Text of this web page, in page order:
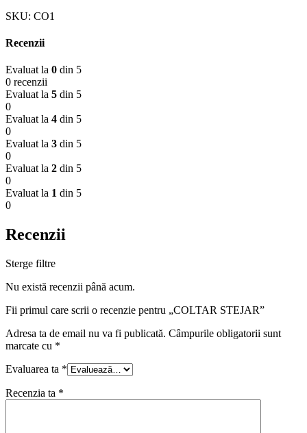
SKU: CO1
Recenzii
Evaluat la 0 din 5
0 recenzii
Evaluat la 5 din 5
0
Evaluat la 4 din 5
0
Evaluat la 3 din 5
0
Evaluat la 2 din 5
0
Evaluat la 1 din 5
0
Recenzii
Sterge filtre
Nu există recenzii până acum.
Fii primul care scrii o recenzie pentru „COLTAR STEJAR”
Adresa ta de email nu va fi publicată. Câmpurile obligatorii sunt
marcate cu *
Evaluarea ta *
Recenzia ta *